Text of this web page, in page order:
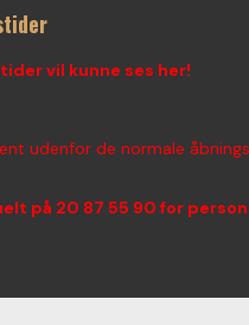
vil kunne ses her!
udenfor de normale
på 20 87 55 90 for